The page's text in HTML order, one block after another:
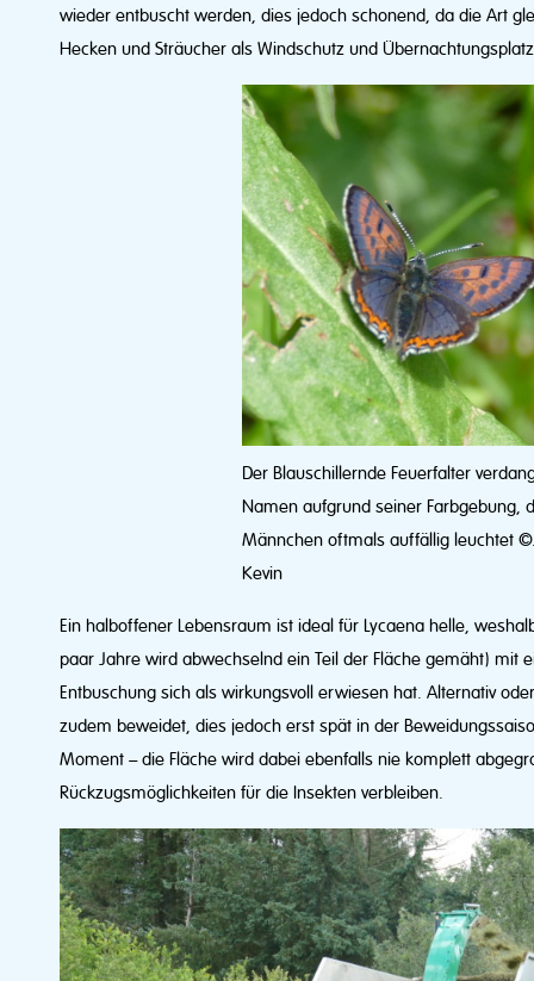
wieder entbuscht werden, dies jedoch schonend, da die Art
Hecken und Sträucher als Windschutz und
Der Blauschillernde Feuerfalter
Namen aufgrund seiner Farbgebung,
Männchen oftmals auffällig leuchtet
Kevin
Ein halboffener Lebensraum ist ideal für Lycaena helle,
paar Jahre wird abwechselnd ein Teil der Fläche gemäht) mit
Entbuschung sich als wirkungsvoll erwiesen hat. Alternativ
zudem beweidet, dies jedoch erst spät in der
Moment – die Fläche wird dabei ebenfalls nie komplett
Rückzugsmöglichkeiten für die Insekten verbleiben.